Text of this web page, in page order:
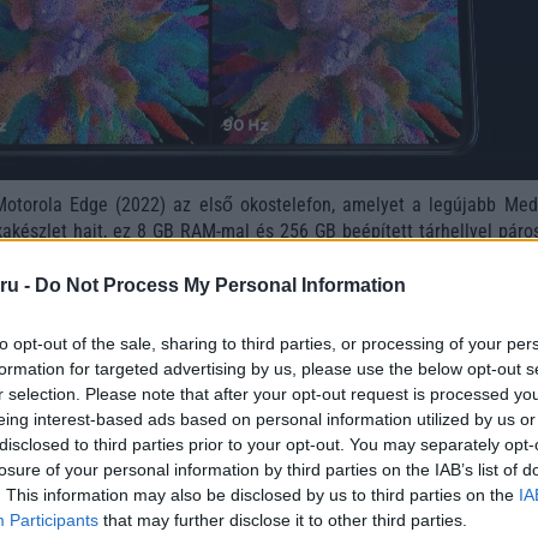
- Do Not Process My Personal Information
opt-out of the sale, sharing to third parties, or processing of your
for targeted advertising by us, please use the below opt-out
selection. Please note that after your opt-out request is processed
interest-based ads based on personal information utilized by us
to third parties prior to your opt-out. You may separately
of your personal information by third parties on the IAB’s list of
This information may also be disclosed by us to third parties on the
Participants that may further disclose it to other third parties.
Edge (2022) az első okostelefon, amelyet a legújabb
hajt, ez 8 GB RAM-mal és 256 GB beépített tárhellyel
most már támogatja a 15 W-os vezeték nélküli töltést is.
a Motorola Edge (2022) az Android 12 operációs rendszerre
A telefon további legfontosabb jellemzői közé tartozik a
olvasó, valamint a Dolby Atomos támogatással rendelkező